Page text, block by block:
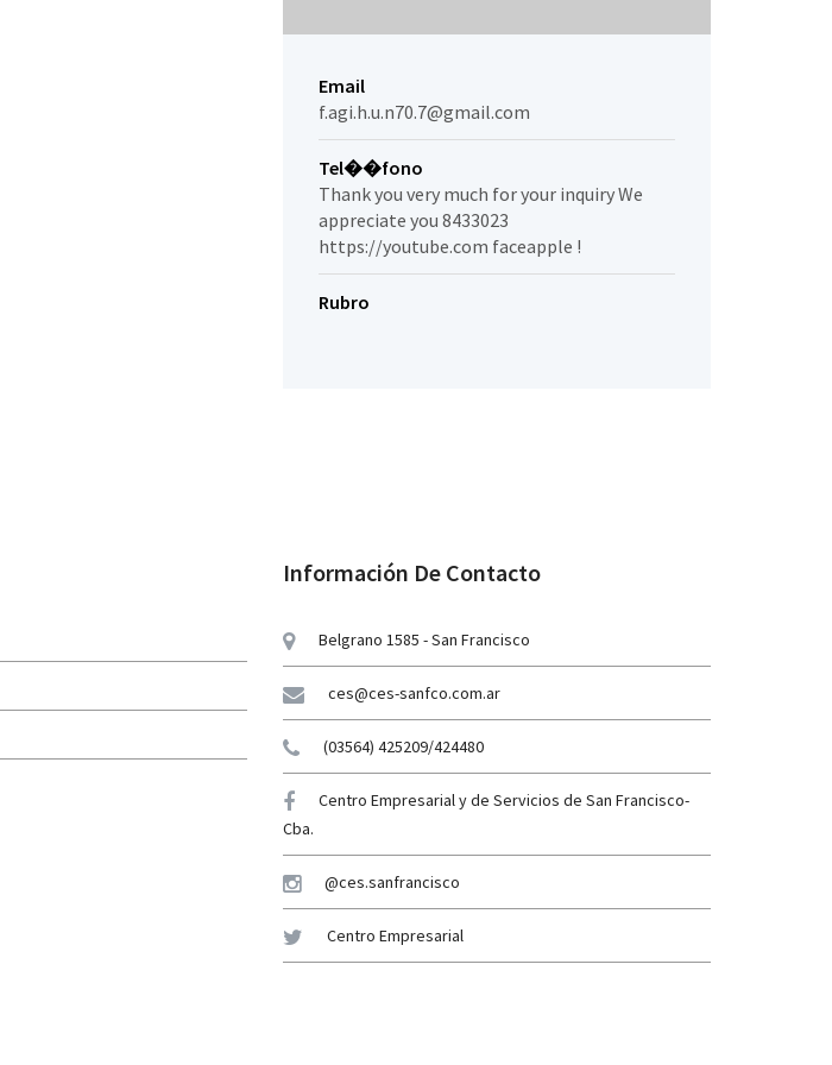
Email
f.agi.h.u.n70.7@gmail.com
Tel��fono
Thank you very much for your inquiry We
appreciate you 8433023
https://youtube.com faceapple !
Rubro
Información De Contacto
Belgrano 1585 - San Francisco
ces@ces-sanfco.com.ar
(03564) 425209/424480
Centro Empresarial y de Servicios de San Francisco-
Cba.
@ces.sanfrancisco
Centro Empresarial